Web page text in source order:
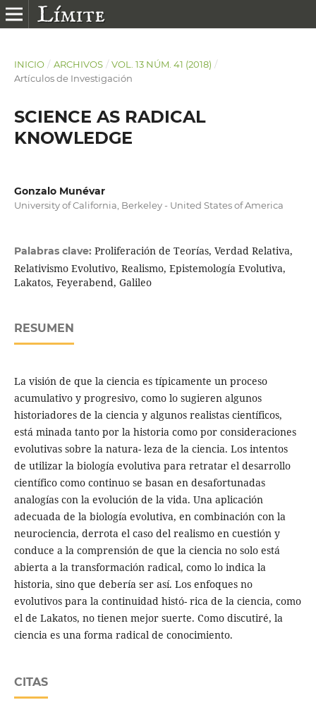
INICIO / ARCHIVOS / VOL. 13 NÚM. 41 (2018) /
Artículos de Investigación
SCIENCE AS RADICAL
KNOWLEDGE
Gonzalo Munévar
University of California, Berkeley - United States of America
Palabras clave: Proliferación de Teorías, Verdad Relativa,
Relativismo Evolutivo, Realismo, Epistemología Evolutiva,
Lakatos, Feyerabend, Galileo
RESUMEN
La visión de que la ciencia es típicamente un proceso
acumulativo y progresivo, como lo sugieren algunos
historiadores de la ciencia y algunos realistas científicos,
está minada tanto por la historia como por consideraciones
evolutivas sobre la natura- leza de la ciencia. Los intentos
de utilizar la biología evolutiva para retratar el desarrollo
científico como continuo se basan en desafortunadas
analogías con la evolución de la vida. Una aplicación
adecuada de la biología evolutiva, en combinación con la
neurociencia, derrota el caso del realismo en cuestión y
conduce a la comprensión de que la ciencia no solo está
abierta a la transformación radical, como lo indica la
historia, sino que debería ser así. Los enfoques no
evolutivos para la continuidad histó- rica de la ciencia, como
el de Lakatos, no tienen mejor suerte. Como discutiré, la
ciencia es una forma radical de conocimiento.
CITAS